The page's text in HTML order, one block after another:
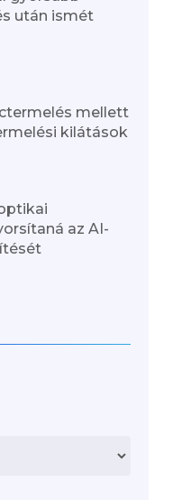
után ismét
mellett
kilátások
az AI-